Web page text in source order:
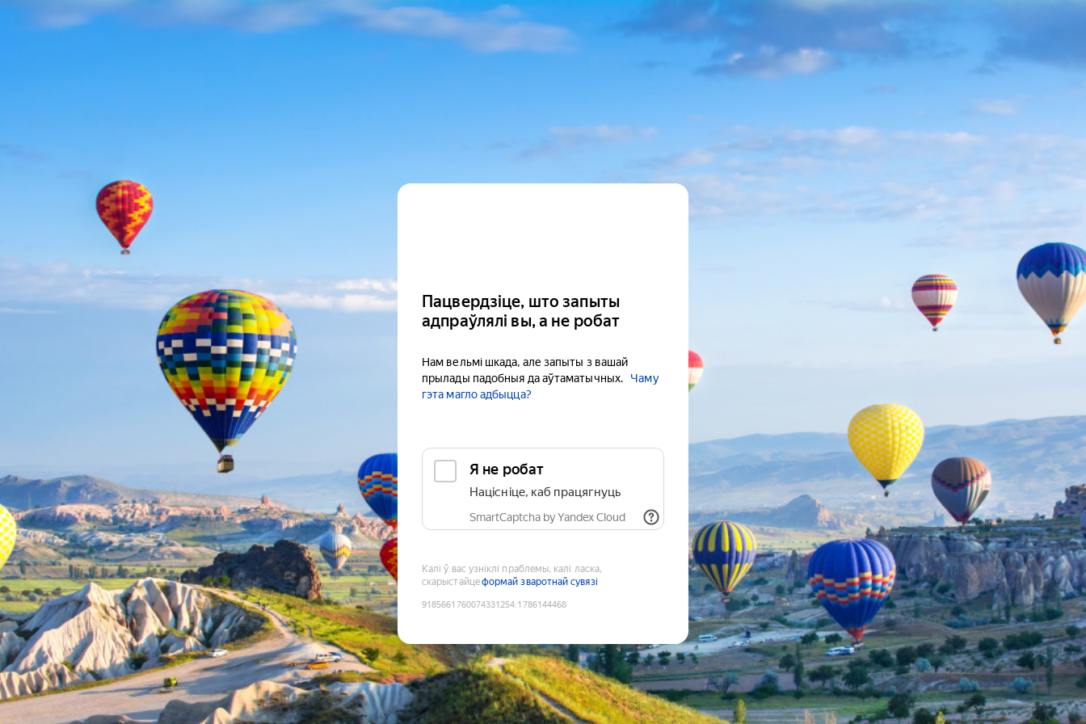
Пацвердзіце, што запыты
адпраўлялі вы, а не робат
Нам вельмі шкада, але запыты з вашай
прылады падобныя да аўтаматычных.
Чаму
гэта магло адбыцца?
Я не робат
Націсніце, каб працягнуць
SmartCaptcha by Yandex Cloud
Калі ў вас узніклі праблемы, калі ласка,
скарыстайцеформай зваротнай сувязі
9185661760074331254:1786144468